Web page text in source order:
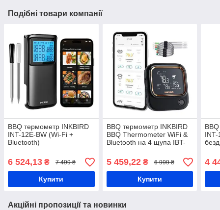
Подібні товари компанії
BBQ термометр INKBIRD
INT-12E-BW (Wi-Fi +
Bluetooth)
6 524,13 ₴ 7 499 ₴
Купити
BBQ термометр INKBIRD
BBQ Thermometer WiFi &
Bluetooth на 4 щупа IBT-
5 459,22₴ 6 999 ₴
Купити
4
Акційні пропозиції та новинки